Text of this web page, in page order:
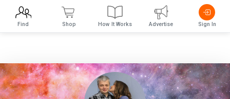
Find Shop How It Works Advertise Sign In